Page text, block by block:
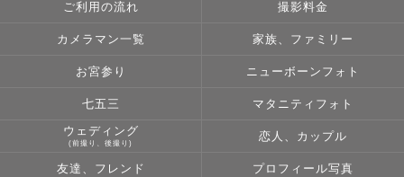
ご利用の流れ 撮影料金
カメラマン一覧 家族、ファミリー
お宮参り ニューボーンフォト
七五三 マタニティフォト
ウェディング
(前撮り、後撮り)
恋人、カップル
友達、フレンド プロフィール写真